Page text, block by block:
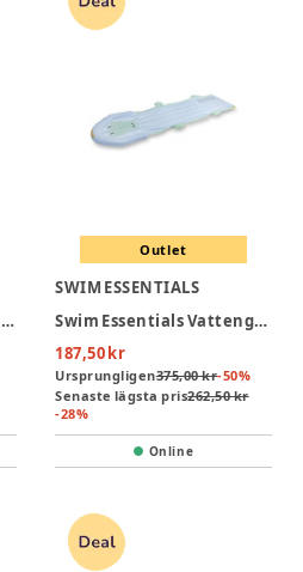
Swim Essentials Baby Plaskpool Med Solskydd - Mermaid Bubbles
Outlet
SWIM ESSENTIALS
Swim Essentials Vattenglidbana 550 cm - Crocodile
187,50 kr
Ursprungligen375,00 kr-50%
Senaste lägsta pris262,50 kr
-28%
Online